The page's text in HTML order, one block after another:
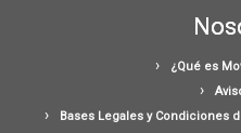
¿Qué es
Bases Legales y Condiciones